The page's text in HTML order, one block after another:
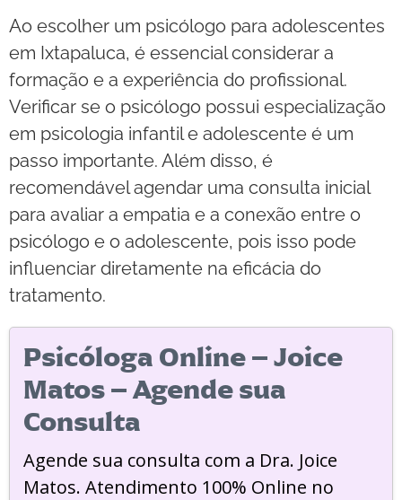
Ao escolher um psicólogo para adolescentes
em Ixtapaluca, é essencial considerar a
formação e a experiência do profissional.
Verificar se o psicólogo possui especialização
em psicologia infantil e adolescente é um
passo importante. Além disso, é
recomendável agendar uma consulta inicial
para avaliar a empatia e a conexão entre o
psicólogo e o adolescente, pois isso pode
influenciar diretamente na eficácia do
tratamento.
Psicóloga Online – Joice
Matos – Agende sua
Consulta
Agende sua consulta com a Dra. Joice
Matos. Atendimento 100% Online no